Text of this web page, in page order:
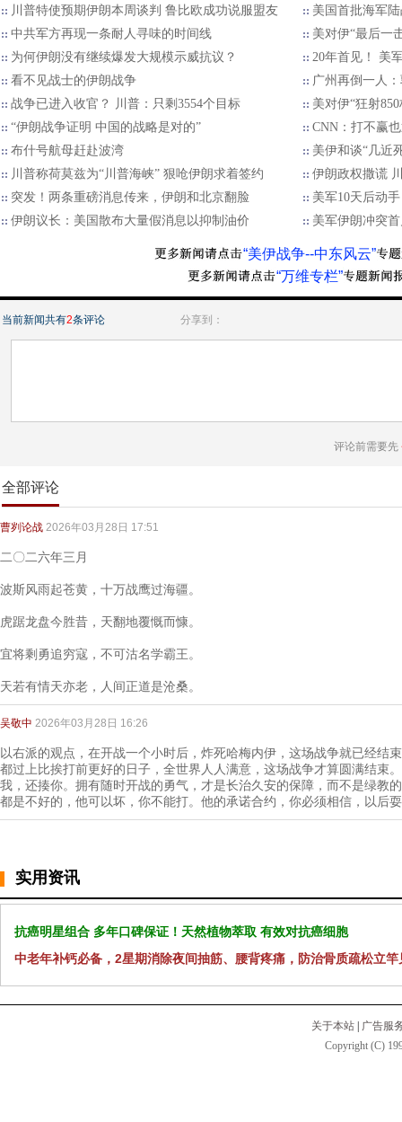
川普特使预期伊朗本周谈判 鲁比欧成功说服盟友
美国首批海军
中共军方再现一条耐人寻味的时间线
美对伊“最后一
为何伊朗没有继续爆发大规模示威抗议？
20年首见！ 美
看不见战士的伊朗战争
广州再倒一人
战争已进入收官？ 川普：只剩3554个目标
美对伊“狂射
“伊朗战争证明 中国的战略是对的”
CNN：打不赢
布什号航母赶赴波湾
美伊和谈“几近
川普称荷莫兹为“川普海峡” 狠呛伊朗求着签约
伊朗政权撒谎
突发！两条重磅消息传来，伊朗和北京翻脸
美军10天后动
伊朗议长：美国散布大量假消息以抑制油价
美军伊朗冲突
“美伊战争--中东风云”
“万维专栏”
当前新闻共有2条评论 分享到：
评论前需要先
全部评论
曹刿论战 2026年03月28日 17:51
二〇二六年三月
波斯风雨起苍黄，十万战鹰过海疆。
虎踞龙盘今胜昔，天翻地覆慨而慷。
宜将剩勇追穷寇，不可沽名学霸王。
天若有情天亦老，人间正道是沧桑。
吴敬中 2026年03月28日 16:26
以右派的观点，在开战一个小时后，炸死哈梅内伊，这场战争就已经结
都过上比挨打前更好的日子，全世界人人满意，这场战争才算圆满结束
我，还揍你。拥有随时开战的勇气，才是长治久安的保障，而不是绿教
都是不好的，他可以坏，你不能打。他的承诺合约，你必须相信，以后
实用资讯
抗癌明星组合 多年口碑保证！天然植物萃取 有效对抗癌细胞
中老年补钙必备，2星期消除夜间抽筋、腰背疼痛，防治骨质疏松立竿
关于本站
广告服
Copyright (C)